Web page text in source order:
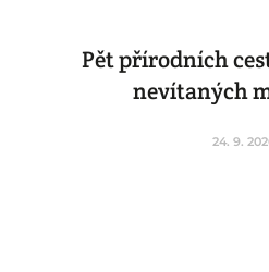
Pět přírodních
nevítaných
24. 9.